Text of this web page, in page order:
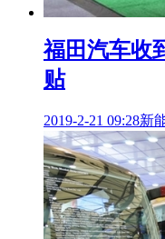
福田汽车收
贴
2019-2-21 09:28新